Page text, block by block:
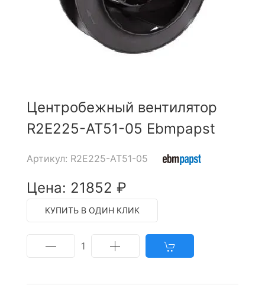
Центробежный вентилятор
R2E225-AT51-05 Ebmpapst
Артикул: R2E225-AT51-05
Цена: 21852 ₽
КУПИТЬ В ОДИН КЛИК
1